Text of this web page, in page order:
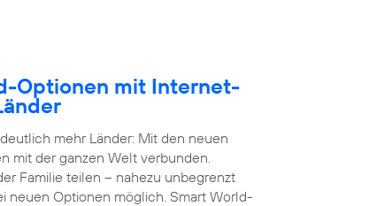
Optionen mit Internet-
mehr Länder: Mit den neuen
mit der ganzen Welt verbunden.
Familie teilen – nahezu unbegrenzt
neuen Optionen möglich. Smart World-